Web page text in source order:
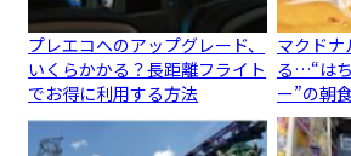
プレエコへのアップグレード、
いくらかかる？長距離フライト
でお得に利用する方法
マクドナ
る…“は
ー”の朝